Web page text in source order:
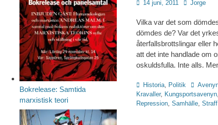
Publicerad
14 juni, 2011 Författare
Jorge
Vilka var det som
dömdes de? Var det
återfallsbrottslingar eller
att det inte handlade om
oskuldsfulla. Inte alls.
Kategorier
Historia Politik Etiketter
Kravaller, Kungsportsavenyn
Repression Samhälle Straff
Bokrelease: Samtida
marxistisk teori